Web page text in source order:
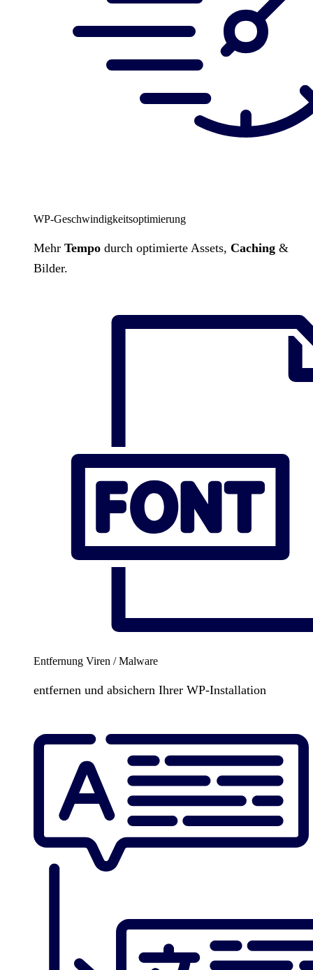
WP-Geschwindigkeitsoptimierung
Mehr Tempo durch optimierte Assets, Caching &
Bilder.
Entfernung Viren / Malware
entfernen und absichern Ihrer WP-Installation